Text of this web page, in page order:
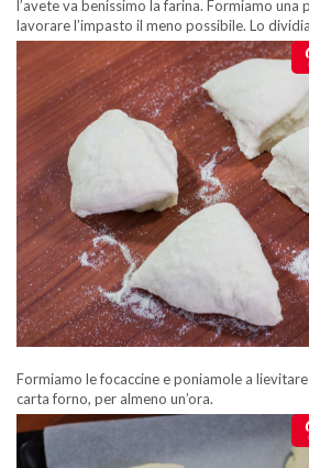
l’avete va benissimo la farina. Formiamo una
lavorare l’impasto il meno possibile. Lo
Formiamo le focaccine e poniamole a
carta forno, per almeno un’ora.